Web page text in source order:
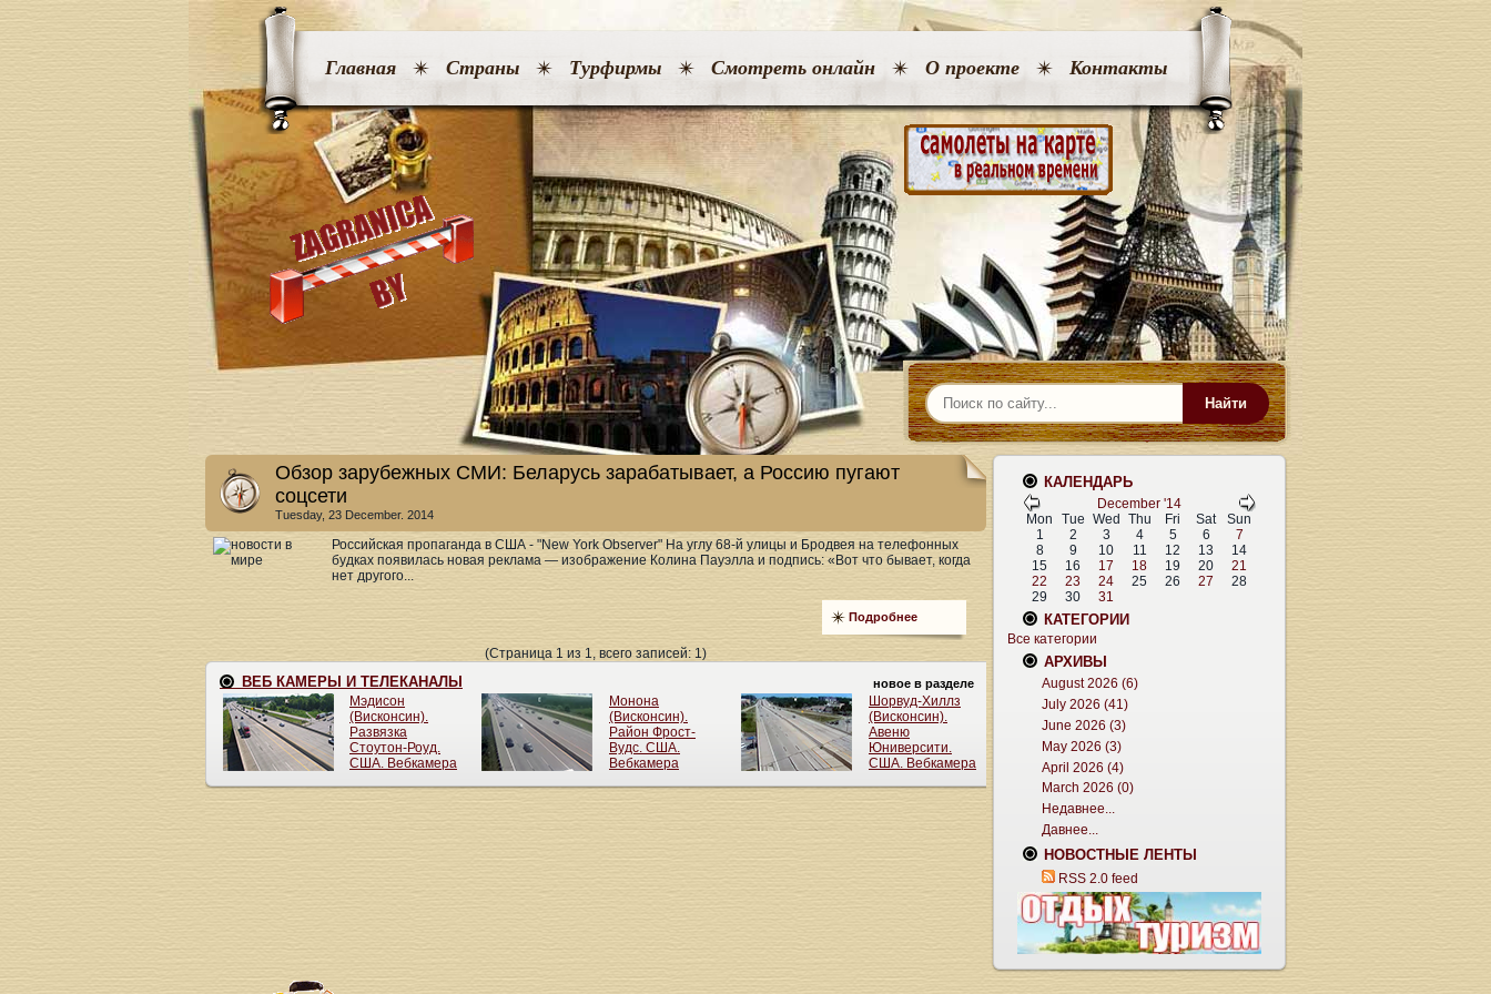
Главная Страны Турфирмы Смотреть онлайн О проекте Контакты
Найти
Обзор зарубежных СМИ: Беларусь зарабатывает, а Россию пугают
соцсети
Tuesday, 23 December. 2014
Российская пропаганда в США - "New York Observer" На углу 68-й улицы и Бродвея на телефонных
будках появилась новая реклама — изображение Колина Пауэлла и подпись: «Вот что бывает, когда
нет другого...
Подробнее
(Страница 1 из 1, всего записей: 1)
КАЛЕНДАРЬ
December '14
Mon
Tue Wed Thu Fri Sat
Sun
1
2 3 4 5 6
7
8
9 10 11 12 13
14
15
16 17 18 19 20
21
22
23 24 25 26 27
28
29
30 31
КАТЕГОРИИ
Все категории
АРХИВЫ
August 2026 (6)
July 2026 (41)
June 2026 (3)
May 2026 (3)
April 2026 (4)
March 2026 (0)
Недавнее...
Давнее...
НОВОСТНЫЕ ЛЕНТЫ
RSS 2.0 feed